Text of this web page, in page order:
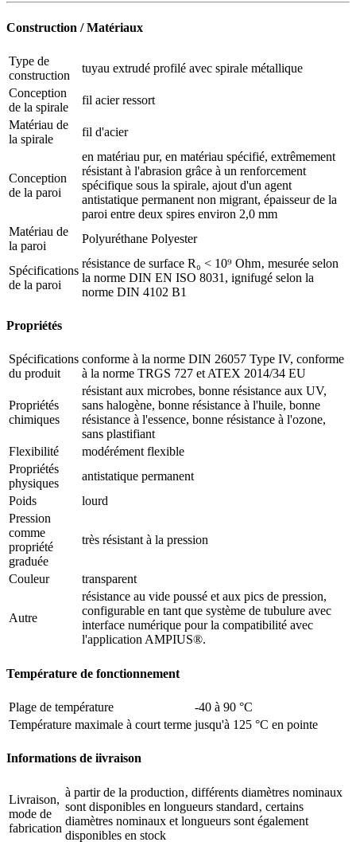
Construction / Matériaux
Type de
construction
tuyau extrudé profilé avec spirale métallique
Conception
de la spirale
fil acier ressort
Matériau de
la spirale
fil d'acier
Conception
de la paroi
en matériau pur, en matériau spécifié, extrêmement
résistant à l'abrasion grâce à un renforcement
spécifique sous la spirale, ajout d'un agent
antistatique permanent non migrant, épaisseur de la
paroi entre deux spires environ 2,0 mm
Matériau de
la paroi
Polyuréthane Polyester
Spécifications
de la paroi
résistance de surface R₀ < 10⁹ Ohm‚ mesurée selon
la norme DIN EN ISO 8031, ignifugé selon la
norme DIN 4102 B1
Propriétés
Spécifications
du produit
conforme à la norme DIN 26057 Type IV, conforme
à la norme TRGS 727 et ATEX 2014/34 EU
Propriétés
chimiques
résistant aux microbes, bonne résistance aux UV,
sans halogène, bonne résistance à l'huile, bonne
résistance à l'essence, bonne résistance à l'ozone,
sans plastifiant
Flexibilité
modérément flexible
Propriétés
physiques
antistatique permanent
Poids
lourd
Pression
comme
propriété
graduée
très résistant à la pression
Couleur transparent
Autre
résistance au vide poussé et aux pics de pression,
configurable en tant que système de tubulure avec
interface numérique pour la compatibilité avec
l'application AMPIUS®.
Température de fonctionnement
Plage de température
-40 à 90 °C
Température maximale à court terme jusqu'à 125 °C en pointe
Informations de iivraison
Livraison,
mode de
fabrication
à partir de la production‚ différents diamètres nominaux
sont disponibles en longueurs standard‚ certains
diamètres nominaux et longueurs sont également
disponibles en stock